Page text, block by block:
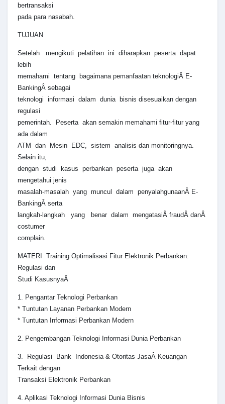
bertransaksi
pada para nasabah.
TUJUAN
Setelah mengikuti pelatihan ini diharapkan peserta dapat
lebih
memahami tentang bagaimana pemanfaatan teknologiÂ E-
BankingÂ sebagai
teknologi informasi dalam dunia bisnis disesuaikan dengan
regulasi
pemerintah. Peserta akan semakin memahami fitur-fitur yang
ada dalam
ATM dan Mesin EDC, sistem analisis dan monitoringnya.
Selain itu,
dengan studi kasus perbankan peserta juga akan
mengetahui jenis
masalah-masalah yang muncul dalam penyalahgunaanÂ E-
BankingÂ serta
langkah-langkah yang benar dalam mengatasiÂ fraudÂ danÂ
costumer
complain.
MATERI Training Optimalisasi Fitur Elektronik Perbankan:
Regulasi dan
Studi KasusnyaÂ
1. Pengantar Teknologi Perbankan
* Tuntutan Layanan Perbankan Modern
* Tuntutan Informasi Perbankan Modern
2. Pengembangan Teknologi Informasi Dunia Perbankan
3. Regulasi Bank Indonesia & Otoritas JasaÂ Keuangan
Terkait dengan
Transaksi Elektronik Perbankan
4. Aplikasi Teknologi Informasi Dunia Bisnis